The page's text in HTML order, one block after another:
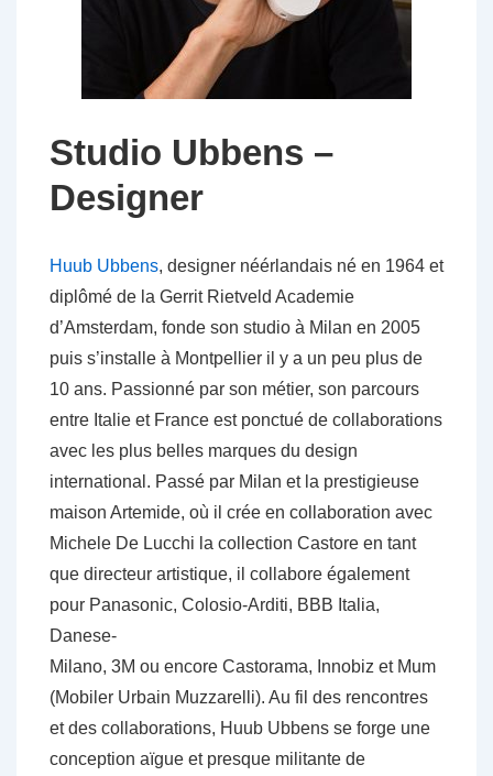
Studio Ubbens –
Designer
Huub Ubbens, designer néérlandais né en 1964 et
diplômé de la Gerrit Rietveld Academie
d’Amsterdam, fonde son studio à Milan en 2005
puis s’installe à Montpellier il y a un peu plus de
10 ans. Passionné par son métier, son parcours
entre Italie et France est ponctué de collaborations
avec les plus belles marques du design
international. Passé par Milan et la prestigieuse
maison Artemide, où il crée en collaboration avec
Michele De Lucchi la collection Castore en tant
que directeur artistique, il collabore également
pour Panasonic, Colosio-Arditi, BBB Italia,
Danese-
Milano, 3M ou encore Castorama, Innobiz et Mum
(Mobiler Urbain Muzzarelli). Au fil des rencontres
et des collaborations, Huub Ubbens se forge une
conception aïgue et presque militante de